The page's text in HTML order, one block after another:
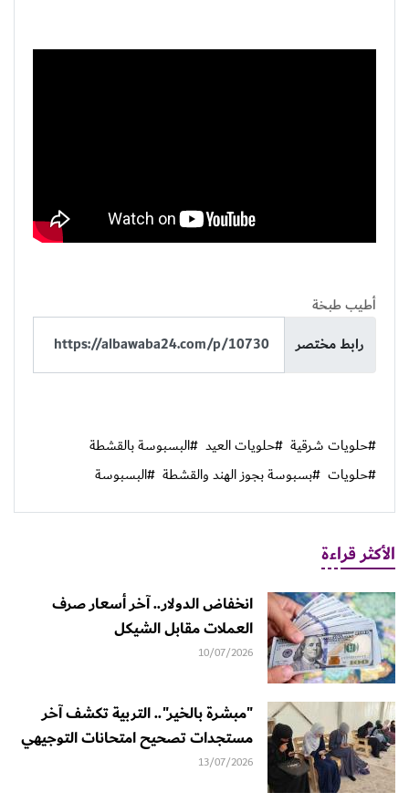
أطيب طبخة
رابط مختصر
#حلويات شرقية #حلويات العيد #البسبوسة بالقشطة
#حلويات #بسبوسة بجوز الهند والقشطة #البسبوسة
الأكثر قراءة
انخفاض الدولار.. آخر أسعار صرف
العملات مقابل الشيكل
10/07/2026
"مبشرة بالخير".. التربية تكشف آخر
مستجدات تصحيح امتحانات التوجيهي
13/07/2026